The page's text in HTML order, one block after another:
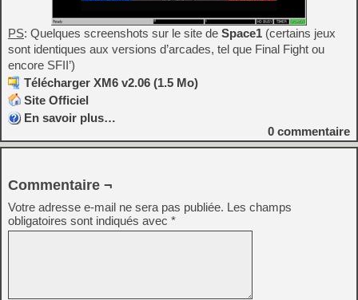
PS: Quelques screenshots sur le site de Space1 (certains jeux
sont identiques aux versions d’arcades, tel que Final Fight ou
encore SFII’)
Télécharger XM6 v2.06 (1.5 Mo)
Site Officiel
En savoir plus…
0 commentaire
Commentaire ¬
Votre adresse e-mail ne sera pas publiée. Les champs
obligatoires sont indiqués avec *